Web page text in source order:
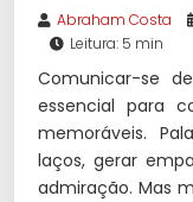
Abraham Costa
Leitura: 5 min
Comunicar-se
essencial para
memoráveis.
laços, gerar
admiração. Mas